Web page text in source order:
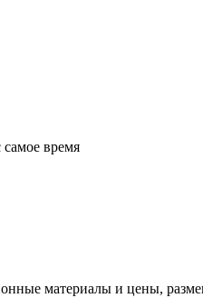
самое время
материалы и цены,